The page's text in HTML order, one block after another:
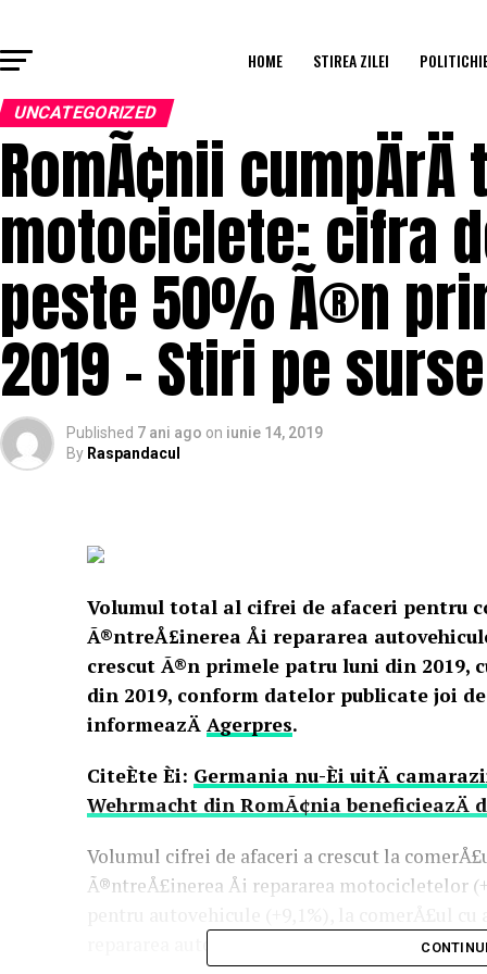
HOME STIREA ZILEI
UNCATEGORIZED
RomÃ¢nii
motociclete: cifra
peste 50% Ã®n
2019 – Stiri pe surse
Published 7 ani ago on iunie 14, 2019
By Raspandacul
Volumul total al cifrei de afaceri pentru
Ã®ntreÅ£inerea Åi repararea
crescut Ã®n primele patru luni din 2019,
din 2019, conform datelor publicate joi
informeazÄ Agerpres.
CiteÈte Èi: Germania nu-Èi uitÄ
Wehrmacht din RomÃ¢nia
Volumul cifrei de afaceri a crescut la
Ã®ntreÅ£inerea Åi repararea motocicletelor